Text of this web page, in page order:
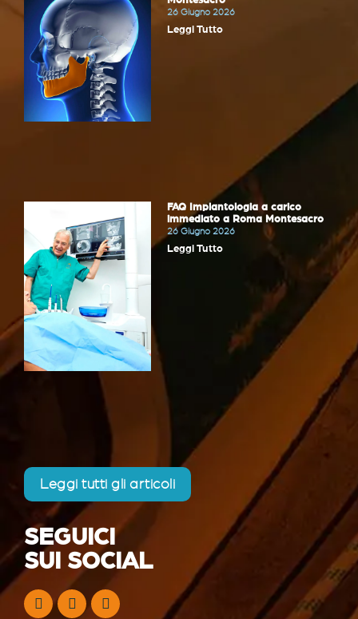
26 Giugno 2026
Leggi Tutto
FAQ Implantologia a carico
immediato a Roma Montesacro
26 Giugno 2026
Leggi Tutto
Leggi tutti gli articoli
SEGUICI
SUI SOCIAL